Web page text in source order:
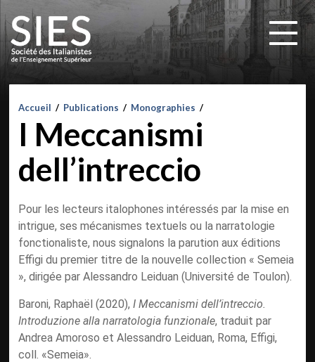
Accueil / Publications / Monographies /
I Meccanismi
dell’intreccio
Pour les lecteurs italophones intéressés par la mise en
intrigue, ses mécanismes textuels ou la narratologie
fonctionaliste, nous signalons la parution aux éditions
Effigi du premier titre de la nouvelle collection « Semeia
», dirigée par Alessandro Leiduan (Université de Toulon).
Baroni, Raphaël (2020),I Meccanismi dell’intreccio.
Introduzione alla narratologia funzionale, traduit par
Andrea Amoroso et Alessandro Leiduan, Roma, Effigi,
coll. «Semeia».